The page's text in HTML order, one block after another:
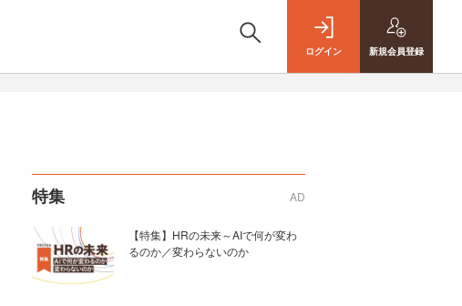
ログイン 新規会員登録
特集 AD
【特集】HRの未来～AIで何が変わ
るのか／変わらないのか